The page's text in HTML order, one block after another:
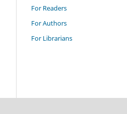
For Readers
For Authors
For Librarians